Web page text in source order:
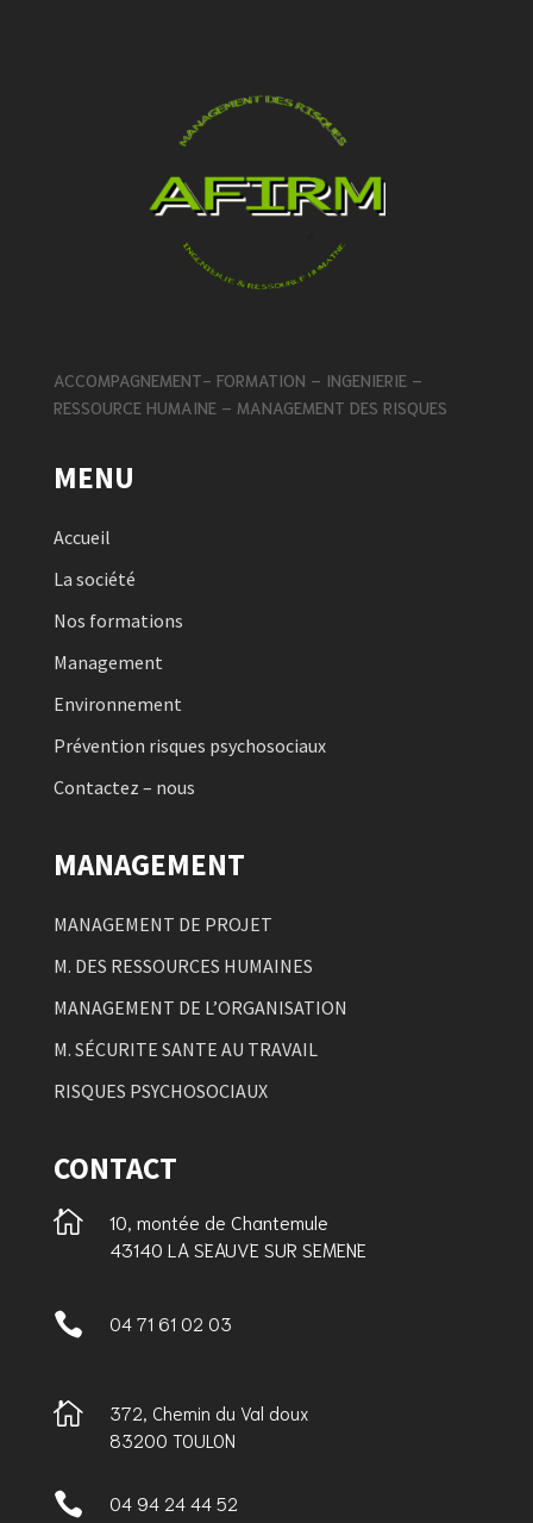
ACCOMPAGNEMENT- FORMATION – INGENIERIE –
RESSOURCE HUMAINE – MANAGEMENT DES RISQUES
MENU
Accueil
La société
Nos formations
Management
Environnement
Prévention risques psychosociaux
Contactez – nous
MANAGEMENT
MANAGEMENT DE PROJET
M. DES RESSOURCES HUMAINES
MANAGEMENT DE L’ORGANISATION
M. SÉCURITE SANTE AU TRAVAIL
RISQUES PSYCHOSOCIAUX
CONTACT

10, montée de Chantemule
43140 LA SEAUVE SUR SEMENE
 04 71 61 02 03

372, Chemin du Val doux
83200 TOULON
 04 94 24 44 52